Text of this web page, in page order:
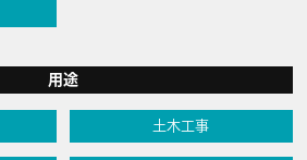
用途
土木工事